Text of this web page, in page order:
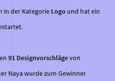
in der Kategorie Logo und hat ein
91 Designvorschlägevon
Naya wurde zum Gewinner